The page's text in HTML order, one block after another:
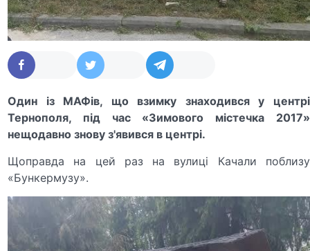
Один із МАФів, що взимку знаходився у центрі
Тернополя, під час «Зимового містечка 2017»
нещодавно знову з'явився в центрі.
Щоправда на цей раз на вулиці Качали поблизу
«Бункермузу».